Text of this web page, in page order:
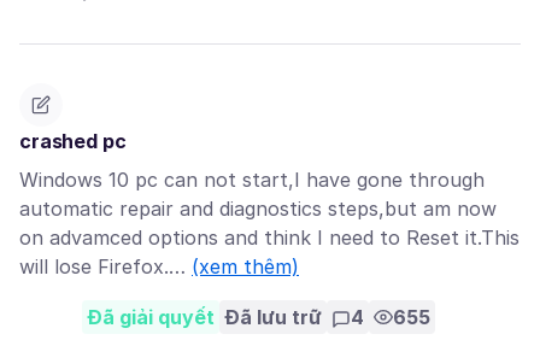
crashed pc
Windows 10 pc can not start,I have gone through
automatic repair and diagnostics steps,but am now
on advamced options and think I need to Reset it.This
will lose Firefox.… (xem thêm)
Đã giải quyết Đã lưu trữ 4 655